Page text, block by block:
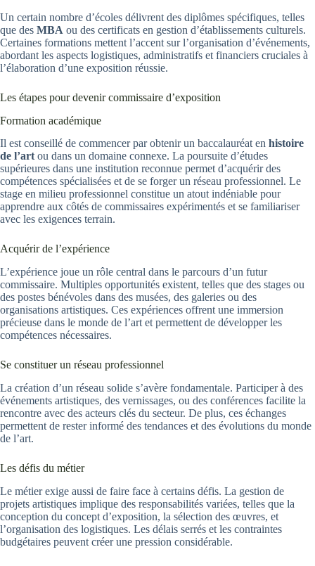
Un certain nombre d’écoles délivrent des diplômes spécifiques, telles
que des MBA ou des certificats en gestion d’établissements culturels.
Certaines formations mettent l’accent sur l’organisation d’événements,
abordant les aspects logistiques, administratifs et financiers cruciales à
l’élaboration d’une exposition réussie.
Les étapes pour devenir commissaire d’exposition
Formation académique
Il est conseillé de commencer par obtenir un baccalauréat en histoire
de l’artou dans un domaine connexe. La poursuite d’études
supérieures dans une institution reconnue permet d’acquérir des
compétences spécialisées et de se forger un réseau professionnel. Le
stage en milieu professionnel constitue un atout indéniable pour
apprendre aux côtés de commissaires expérimentés et se familiariser
avec les exigences terrain.
Acquérir de l’expérience
L’expérience joue un rôle central dans le parcours d’un futur
commissaire. Multiples opportunités existent, telles que des stages ou
des postes bénévoles dans des musées, des galeries ou des
organisations artistiques. Ces expériences offrent une immersion
précieuse dans le monde de l’art et permettent de développer les
compétences nécessaires.
Se constituer un réseau professionnel
La création d’un réseau solide s’avère fondamentale. Participer à des
événements artistiques, des vernissages, ou des conférences facilite la
rencontre avec des acteurs clés du secteur. De plus, ces échanges
permettent de rester informé des tendances et des évolutions du monde
de l’art.
Les défis du métier
Le métier exige aussi de faire face à certains défis. La gestion de
projets artistiques implique des responsabilités variées, telles que la
conception du concept d’exposition, la sélection des œuvres, et
l’organisation des logistiques. Les délais serrés et les contraintes
budgétaires peuvent créer une pression considérable.